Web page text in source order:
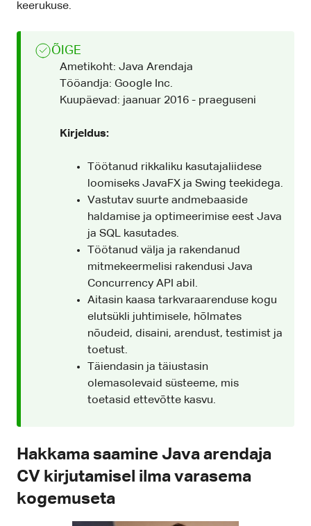
keerukuse.
ÕIGE
Ametikoht: Java Arendaja
Tööandja: Google Inc.
Kuupäevad: jaanuar 2016 - praeguseni
Kirjeldus:
Töötanud rikkaliku kasutajaliidese
loomiseks JavaFX ja Swing teekidega.
Vastutav suurte andmebaaside
haldamise ja optimeerimise eest Java
ja SQL kasutades.
Töötanud välja ja rakendanud
mitmekeermelisi rakendusi Java
Concurrency API abil.
Aitasin kaasa tarkvaraarenduse kogu
elutsükli juhtimisele, hõlmates
nõudeid, disaini, arendust, testimist ja
toetust.
Täiendasin ja täiustasin
olemasolevaid süsteeme, mis
toetasid ettevõtte kasvu.
Hakkama saamine Java arendaja
CV kirjutamisel ilma varasema
kogemuseta